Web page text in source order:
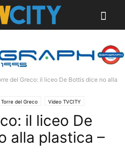
del Greco: il liceo De Bottis dice no alla
Torre del Greco Video TVCITY
il liceo De
alla plastica –